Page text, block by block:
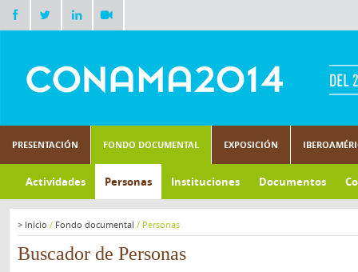
PRESENTACIÓN FONDO DOCUMENTAL EXPOSICIÓN
Actividades Personas Instituciones Documentos
> Inicio / Fondo documental / Personas
Buscador de Personas